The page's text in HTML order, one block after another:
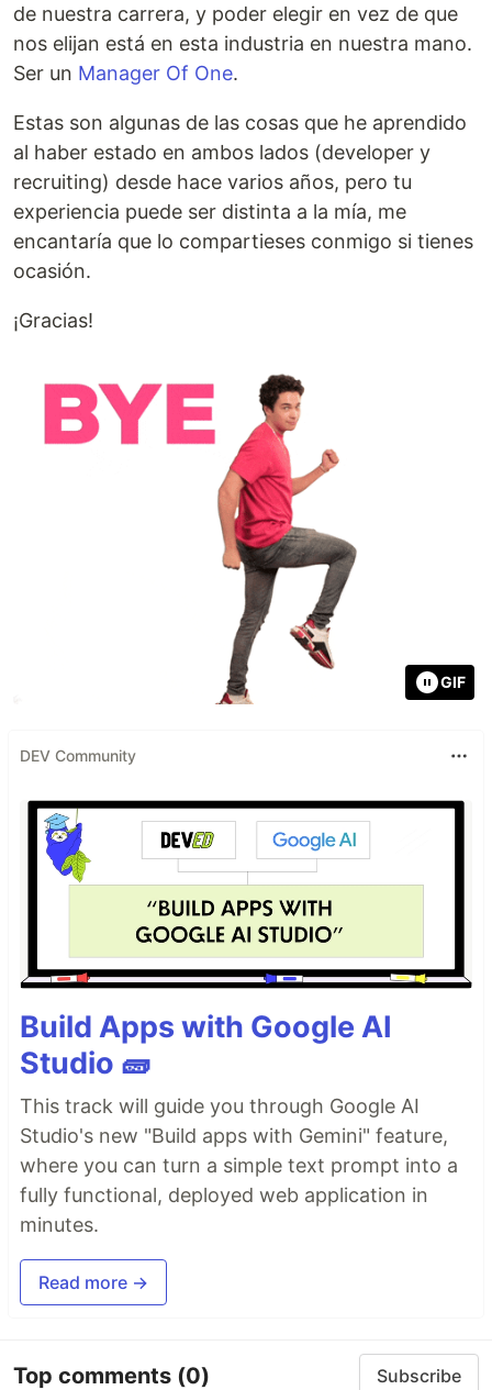
de nuestra carrera, y poder elegir en vez de que
nos elijan está en esta industria en nuestra mano.
Ser un Manager Of One.
Estas son algunas de las cosas que he aprendido
al haber estado en ambos lados (developer y
recruiting) desde hace varios años, pero tu
experiencia puede ser distinta a la mía, me
encantaría que lo compartieses conmigo si tienes
ocasión.
¡Gracias!
GIF
DEV Community
Build Apps with Google AI
Studio 🧱
This track will guide you through Google AI
Studio's new "Build apps with Gemini" feature,
where you can turn a simple text prompt into a
fully functional, deployed web application in
minutes.
Read more →
Top comments (0) Subscribe